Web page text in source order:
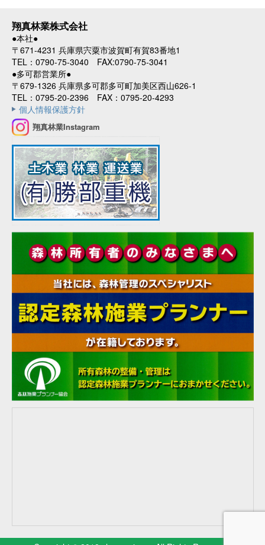
翔真林業株式会社
●本社●
〒671-4231 兵庫県宍粟市波賀町有賀83番地1
TEL：0790-75-3040 FAX:0790-75-3041
●多可郡営業所●
〒679-1326 兵庫県多可郡多可町加美区西山626-1
TEL：0795-20-2396 FAX：0795-20-4293
個人情報保護方針
翔真林業Instagram